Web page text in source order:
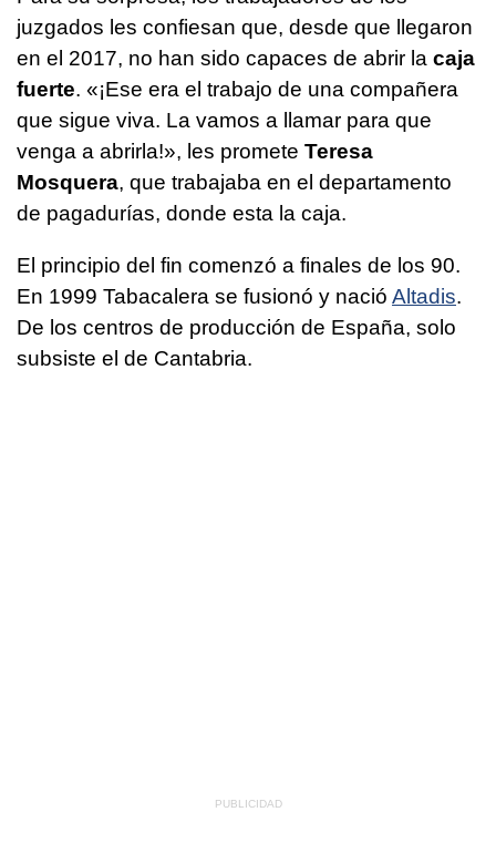
juzgados les confiesan que, desde que llegaron
en el 2017, no han sido capaces de abrir la caja
fuerte. «¡Ese era el trabajo de una compañera
que sigue viva. La vamos a llamar para que
venga a abrirla!», les promete Teresa
Mosquera, que trabajaba en el departamento
de pagadurías, donde esta la caja.
El principio del fin comenzó a finales de los 90.
En 1999 Tabacalera se fusionó y nació Altadis.
De los centros de producción de España, solo
subsiste el de Cantabria.